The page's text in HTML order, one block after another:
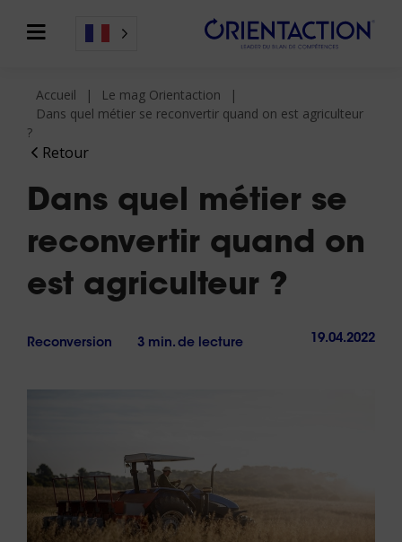
Retour
Accueil
Le mag Orientaction
Dans quel métier se reconvertir quand on est agriculteur
?
Dans quel métier se
reconvertir quand on
est agriculteur ?
Reconversion 3 min. de lecture 19.04.2022